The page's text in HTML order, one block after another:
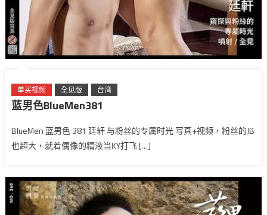
单买视频 全见版 台湾
蓝男色BlueMen381
BlueMen 蓝男色 381 廷轩 与粉丝的专属时光 写真+视频，粉丝的JB
也超大，就着偶像的精液当KY打飞 […]